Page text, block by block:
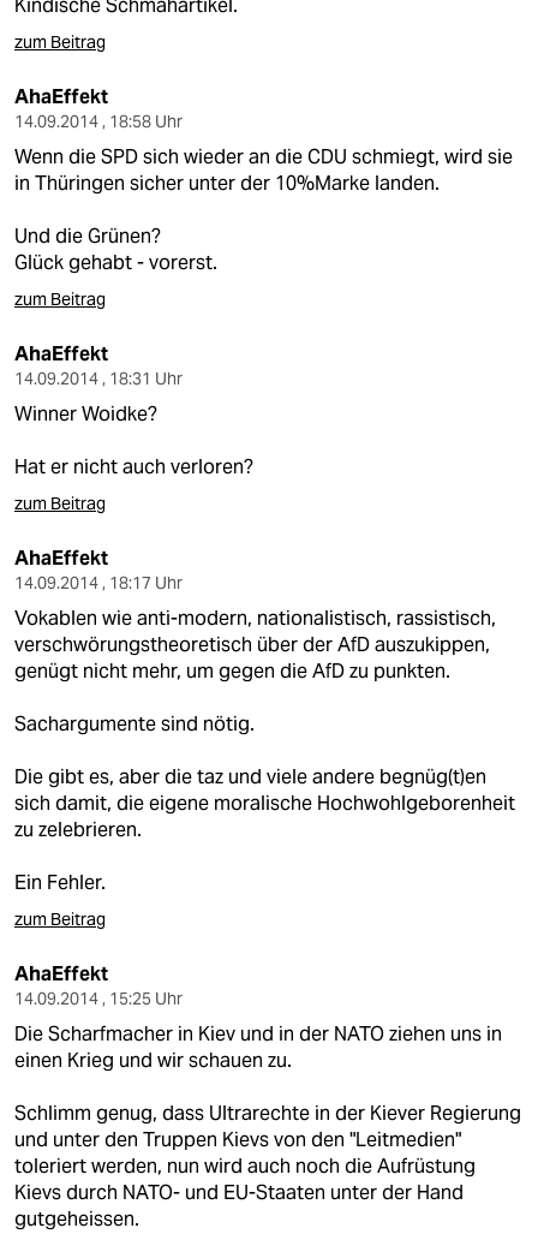
Kindische Schmähartikel.
zum Beitrag
AhaEffekt
14.09.2014 , 18:58 Uhr
Wenn die SPD sich wieder an die CDU schmiegt, wird sie
in Thüringen sicher unter der 10%Marke landen.
Und die Grünen?
Glück gehabt - vorerst.
zum Beitrag
AhaEffekt
14.09.2014 , 18:31 Uhr
Winner Woidke?
Hat er nicht auch verloren?
zum Beitrag
AhaEffekt
14.09.2014 , 18:17 Uhr
Vokablen wie anti-modern, nationalistisch, rassistisch,
verschwörungstheoretisch über der AfD auszukippen,
genügt nicht mehr, um gegen die AfD zu punkten.
Sachargumente sind nötig.
Die gibt es, aber die taz und viele andere begnüg(t)en
sich damit, die eigene moralische Hochwohlgeborenheit
zu zelebrieren.
Ein Fehler.
zum Beitrag
AhaEffekt
14.09.2014 , 15:25 Uhr
Die Scharfmacher in Kiev und in der NATO ziehen uns in
einen Krieg und wir schauen zu.
Schlimm genug, dass Ultrarechte in der Kiever Regierung
und unter den Truppen Kievs von den "Leitmedien"
toleriert werden, nun wird auch noch die Aufrüstung
Kievs durch NATO- und EU-Staaten unter der Hand
gutgeheissen.